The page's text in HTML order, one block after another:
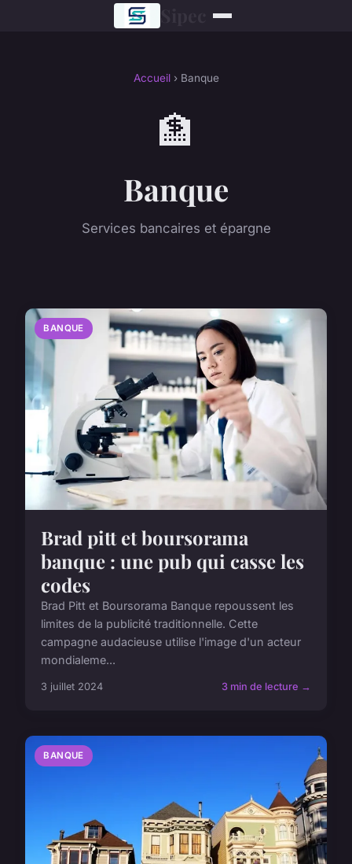
Accueil› Banque
🏦
Banque
Services bancaires et épargne
BANQUE
Brad pitt et boursorama
banque : une pub qui casse les
codes
Brad Pitt et Boursorama Banque repoussent les
limites de la publicité traditionnelle. Cette
campagne audacieuse utilise l'image d'un acteur
mondialeme...
3 juillet 2024 3 min de lecture →
BANQUE